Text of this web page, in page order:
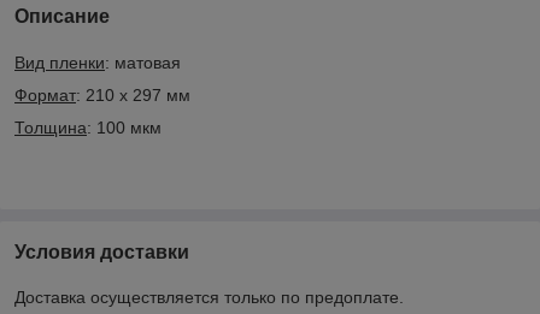
Описание
Вид пленки: матовая
Формат: 210 x 297 мм
Толщина: 100 мкм
Условия доставки
Доставка осуществляется только по предоплате.